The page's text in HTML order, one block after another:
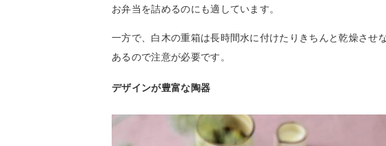
お弁当を詰めるのにも適しています。
一方で、白木の重箱は長時間水に付けたりきちんと乾燥させ
あるので注意が必要です。
デザインが豊富な陶器